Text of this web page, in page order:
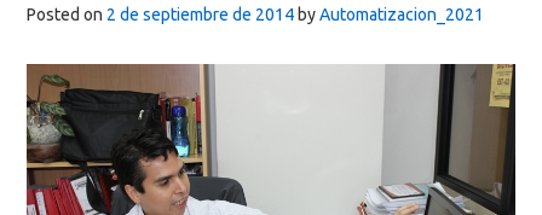
Posted on 2 de septiembre de 2014 byAutomatizacion_2021